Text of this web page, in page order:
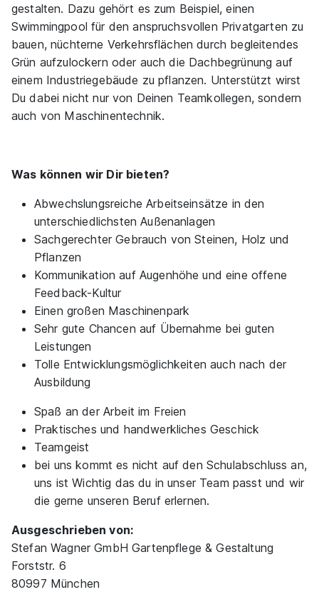
Ausbildung Gärtner/in Fachrichtung Garten-
und Landschaftsbau Jörg Seidenspinner Garten-
70567 Stuttgart
Ausbildung Gärtner/-in - Fachrichtung Garten-
und Landschaftsbau (m/w/d) Beginn
01.09.2027 Stadt Bruchsal
01.09.2027
76646 Bruchsal
1.368 - 1.464 € pro Monat
Gärtner/-in im Garten- und Landschaftsbau
gestalten. Dazu gehört es zum Beispiel, einen
Swimmingpool für den anspruchsvollen Privatgarten zu
bauen, nüchterne Verkehrsflächen durch begleitendes
Grün aufzulockern oder auch die Dachbegrünung auf
einem Industriegebäude zu pflanzen. Unterstützt wirst
Du dabei nicht nur von Deinen Teamkollegen, sondern
auch von Maschinentechnik.
Was können wir Dir bieten?
Abwechslungsreiche Arbeitseinsätze in den
unterschiedlichsten Außenanlagen
Sachgerechter Gebrauch von Steinen, Holz und
Pflanzen
Kommunikation auf Augenhöhe und eine offene
Feedback-Kultur
Einen großen Maschinenpark
Sehr gute Chancen auf Übernahme bei guten
Leistungen
Tolle Entwicklungsmöglichkeiten auch nach der
Ausbildung
Spaß an der Arbeit im Freien
Praktisches und handwerkliches Geschick
Teamgeist
bei uns kommt es nicht auf den Schulabschluss an,
uns ist Wichtig das du in unser Team passt und wir
die gerne unseren Beruf erlernen.
Ausgeschrieben von:
Stefan Wagner GmbH Gartenpflege & Gestaltung
Forststr. 6
80997 München